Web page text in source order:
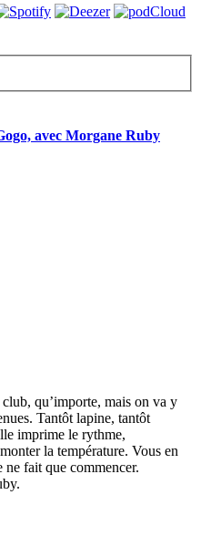
avec Morgane Ruby
qu’importe, mais on va y
Tantôt lapine, tantôt
imprime le rythme,
la température. Vous en
ne fait que commencer.